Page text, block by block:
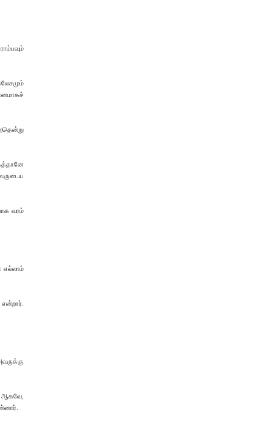
வரம்
எல்லாம்
ஆகவே,